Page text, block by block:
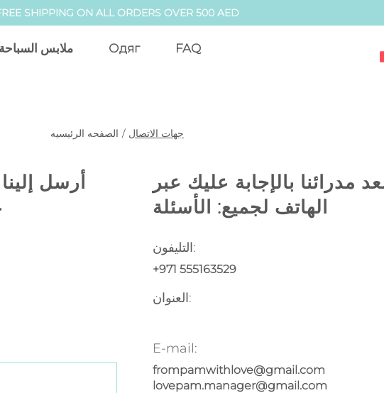
SHIPPING ON ALL ORDERS OVER 500 AED
ملابس السباحة Одяг
FAQ
الصفحه الرئيسيه / جهات الاتصال
أرسل
مدرائنا بالإجابة عليك عبر
الهاتف لجميع: الأسئلة
التليفون:
+971 555163529
العنوان:
E-mail:
frompamwithlove@gmail.com
lovepam.manager@gmail.com